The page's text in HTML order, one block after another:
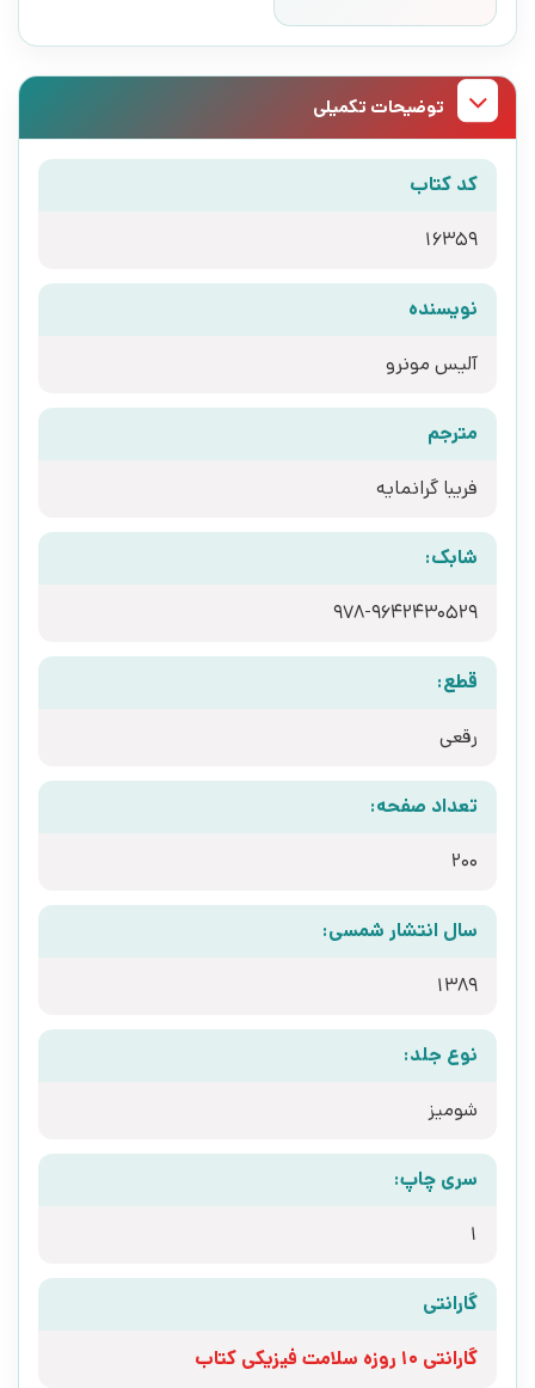
توضیحات تکمیلی
کد کتاب
16359
نویسنده
آلیس مونرو
مترجم
فریبا گرانمایه
شابک:
978-9642430529
قطع:
رقعی
تعداد صفحه:
200
سال انتشار شمسی:
1389
نوع جلد:
شومیز
سری چاپ:
1
گارانتی
گارانتی 10 روزه سلامت فیزیکی کتاب